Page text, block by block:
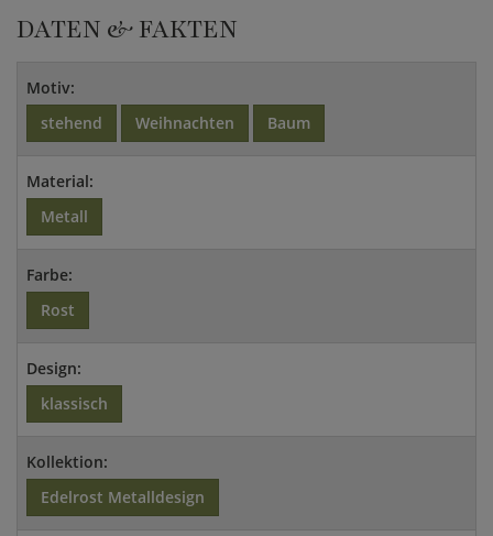
DATEN & FAKTEN
Motiv:
stehend
Weihnachten Baum
Material:
Metall
Farbe:
Rost
Design:
klassisch
Kollektion:
Edelrost Metalldesign